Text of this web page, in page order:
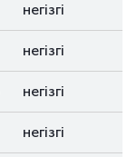
негізгі
негізгі
негізгі
негізгі